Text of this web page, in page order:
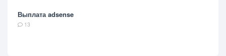
Выплата adsense
13